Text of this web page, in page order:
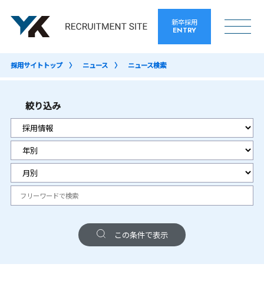
新卒採用
ENTRY
採用サイトトップ ニュース ニュース検索
絞り込み
この条件で表示